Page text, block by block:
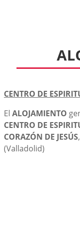
CENTRO DE
El ALOJAMIENTO
CENTRO DE
CORAZÓN DE JESÚS
(Valladolid)